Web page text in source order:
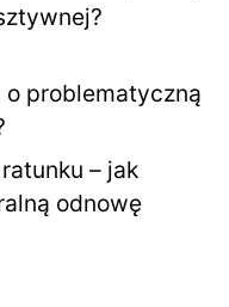
problematyczną
– jak
odnowę